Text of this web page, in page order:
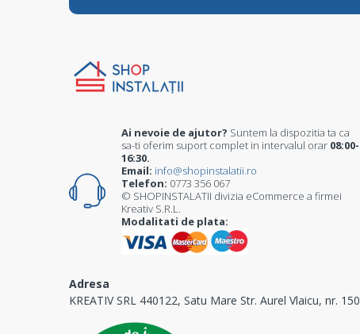
Ai nevoie de ajutor? Suntem la dispozitia ta ca
sa-ti oferim suport complet in intervalul orar 08:00-
16:30.
Email: info@shopinstalatii.ro
Telefon: 0773 356 067
© SHOPINSTALATII divizia eCommerce a firmei
Kreativ S.R.L.
Modalitati de plata:
Adresa
KREATIV SRL 440122, Satu Mare Str. Aurel Vlaicu, nr. 150